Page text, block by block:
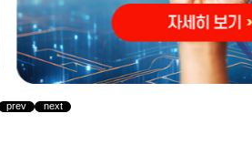
prev next